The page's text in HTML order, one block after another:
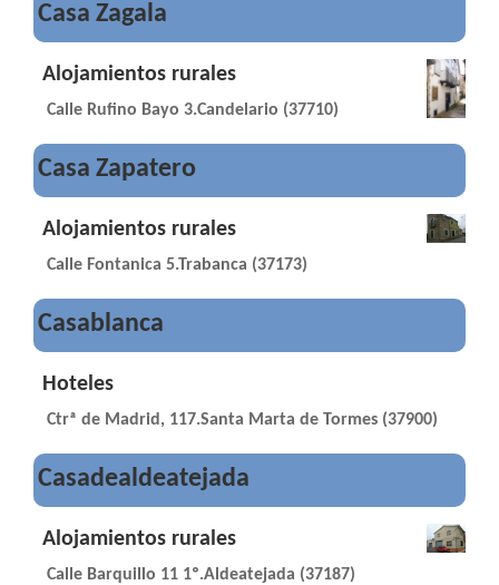
Casa Zagala
Alojamientos rurales
Calle Rufino Bayo 3.Candelario (37710)
Casa Zapatero
Alojamientos rurales
Calle Fontanica 5.Trabanca (37173)
Casablanca
Hoteles
Ctrª de Madrid, 117.Santa Marta de Tormes (37900)
Casadealdeatejada
Alojamientos rurales
Calle Barquillo 11 1º.Aldeatejada (37187)